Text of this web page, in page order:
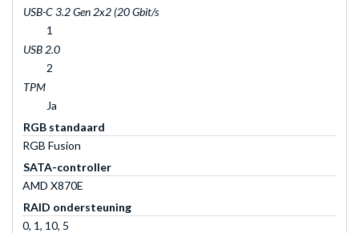
USB-C 3.2 Gen 2x2 (20 Gbit/s
1
USB 2.0
2
TPM
Ja
RGB standaard
RGB Fusion
SATA-controller
AMD X870E
RAID ondersteuning
0, 1, 10, 5